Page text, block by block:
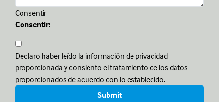
Consentir
Consentir:
Declaro haber leído la información de privacidad
proporcionada y consiento el tratamiento de los datos
proporcionados de acuerdo con lo establecido.